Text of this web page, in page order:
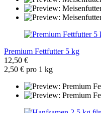
Premium Fettfutter 5 kg
12,50 €
2,50 € pro 1 kg